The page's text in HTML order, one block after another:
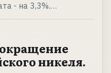
- на 3,3%.…
никеля.